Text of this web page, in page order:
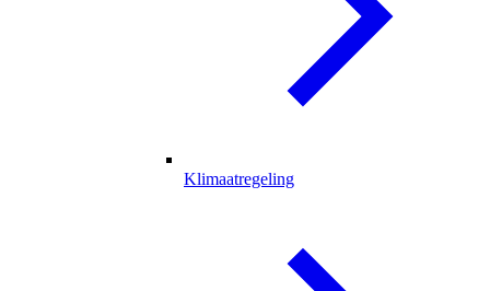
Klimaatregeling